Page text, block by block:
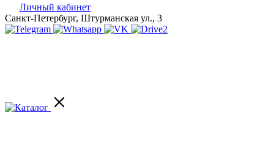
Личный кабинет
Санкт-Петербург, Штурманская ул., 3